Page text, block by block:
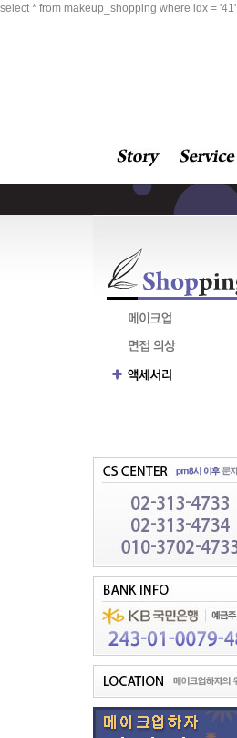
select * from makeup_shopping where idx = '41'